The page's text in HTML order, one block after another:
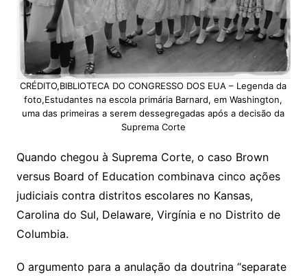
CRÉDITO,BIBLIOTECA DO CONGRESSO DOS EUA – Legenda da
foto,Estudantes na escola primária Barnard, em Washington,
uma das primeiras a serem dessegregadas após a decisão da
Suprema Corte
Quando chegou à Suprema Corte, o caso Brown
versus Board of Education combinava cinco ações
judiciais contra distritos escolares no Kansas,
Carolina do Sul, Delaware, Virgínia e no Distrito de
Columbia.
O argumento para a anulação da doutrina “separate